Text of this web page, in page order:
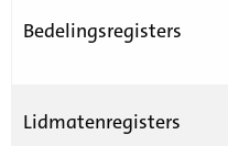
Bedelingsregisters
Lidmatenregisters